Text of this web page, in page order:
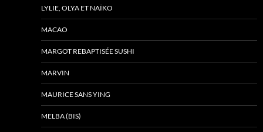
LYLIE, OLYA ET NAÏKO
MACAO
MARGOT REBAPTISÉE SUSHI
MARVIN
MAURICE SANS YING
MELBA (BIS)